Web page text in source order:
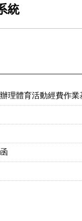
統
理體育活動經費作業